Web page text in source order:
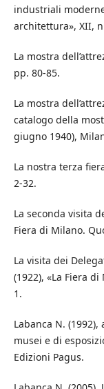
industriali
architettura», XII,
La mostra
pp. 80-85.
La mostra
catalogo della
giugno 1940),
La nostra terza
2-32.
La seconda visita
Fiera di Milano.
La visita dei
(1922), «La Fiera
1.
Labanca N.
musei e di
Edizioni Pagus.